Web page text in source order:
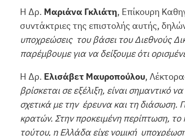
Η Δρ. Μαριάνα Γκλιάτη, Επίκουρη
συντάκτριες της επιστολής αυτής,
υποχρεώσεις του βάσει του Διεθνούς
παρέμβουμε για να δείξουμε ότι
Η Δρ. Ελισάβετ Μαυροπούλου,
βρίσκεται σε εξέλιξη, είναι
σχετικά με την έρευνα και τη διάσωση.
κρατών. Στην προκειμένη περίπτωση,
τούτου, η Ελλάδα είχε νομική